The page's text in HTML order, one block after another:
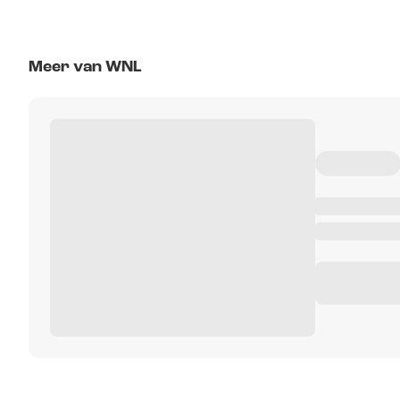
Meer van WNL